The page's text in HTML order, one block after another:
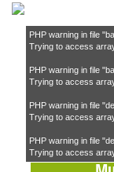
PHP warning in file
Trying to access
PHP warning in file
Trying to access
PHP warning in file
Trying to access
PHP warning in file
Trying to access